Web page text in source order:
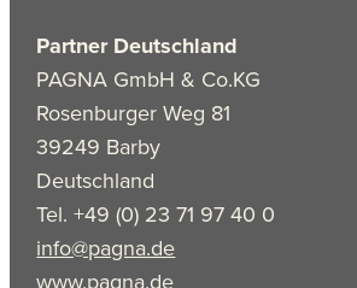
Partner Deutschland
PAGNA GmbH & Co.KG
Rosenburger Weg 81
39249 Barby
Deutschland
Tel. +49 (0) 23 71 97 40 0
info@pagna.de